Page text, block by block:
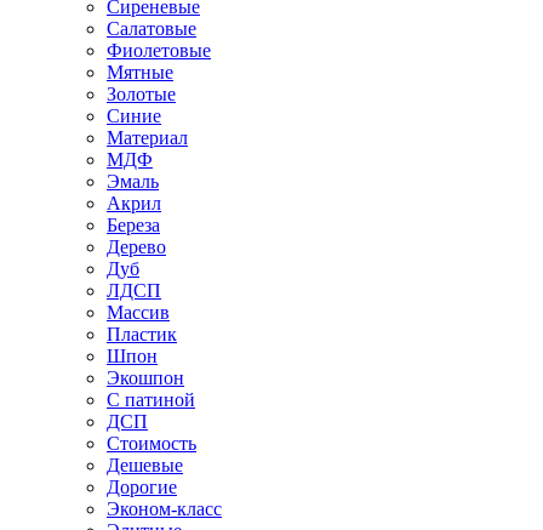
Сиреневые
Салатовые
Фиолетовые
Мятные
Золотые
Синие
Материал
МДФ
Эмаль
Акрил
Береза
Дерево
Дуб
ЛДСП
Массив
Пластик
Шпон
Экошпон
С патиной
ДСП
Стоимость
Дешевые
Дорогие
Эконом-класс